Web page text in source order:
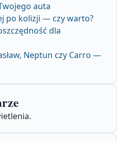
auta
po kolizji — czy warto?
dla
Neptun czy Carro —